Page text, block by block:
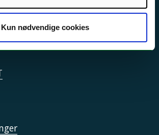
Kun nødvendige cookies